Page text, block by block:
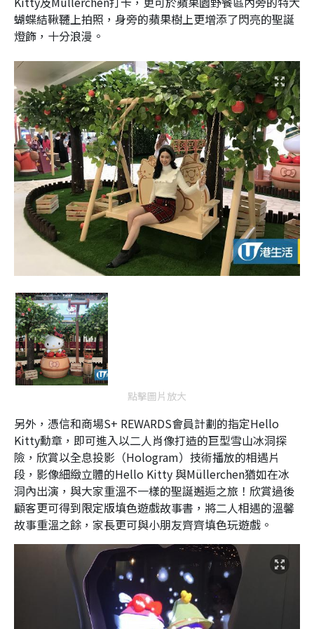
蝴蝶結鞦韆上拍照，身旁的蘋果樹上更增添了閃亮的聖誕
燈飾，十分浪漫。
點擊圖片放大
另外，憑信和商場S+ REWARDS會員計劃的指定Hello
Kitty勳章，即可進入以二人肖像打造的巨型雪山冰洞探
險，欣賞以全息投影（Hologram）技術播放的相遇片
段，影像細緻立體的Hello Kitty 與Müllerchen猶如在冰
洞內出演，與大家重溫不一樣的聖誕邂逅之旅！欣賞過後
顧客更可得到限定版填色遊戲故事書，將二人相遇的溫馨
故事重溫之餘，家長更可與小朋友齊齊填色玩遊戲。